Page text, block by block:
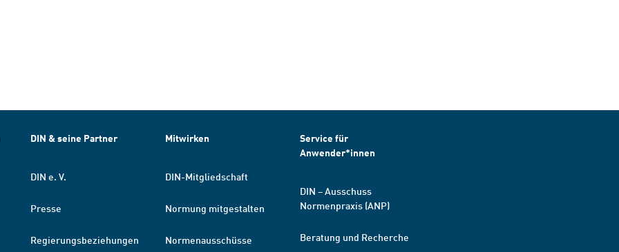
DIN & seine Partner
DIN e. V.
Presse
Regierungsbeziehungen
Mitwirken
DIN-Mitgliedschaft
Normung mitgestalten
Normenausschüsse
Service für
Anwender*innen
DIN – Ausschuss
Normenpraxis (ANP)
Beratung und Recherche